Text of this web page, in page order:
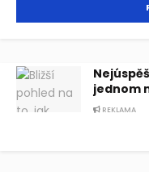
jednom
REKLAMA